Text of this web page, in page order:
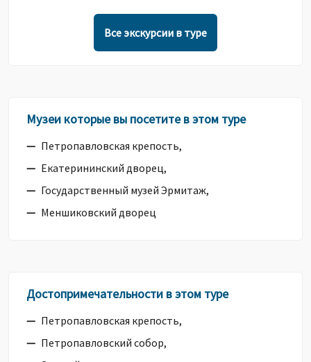
Все экскурсии в туре
Музеи которые вы посетите в этом туре
Петропавловская крепость,
Екатерининский дворец,
Государственный музей Эрмитаж,
Меншиковский дворец
Достопримечательности в этом туре
Петропавловская крепость,
Петропавловский собор,